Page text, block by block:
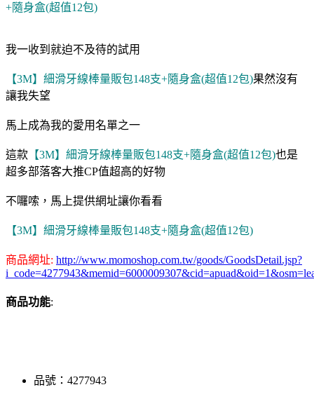
+隨身盒(超值12包)
我一收到就迫不及待的試用
【3M】細滑牙線棒量販包148支+隨身盒(超值12包)果然沒有
讓我失望
馬上成為我的愛用名單之一
這款 【3M】細滑牙線棒量販包148支+隨身盒(超值12包)也是
超多部落客大推CP值超高的好物
不囉嗦，馬上提供網址讓你看看
【3M】細滑牙線棒量販包148支+隨身盒(超值12包)
商品網址: http://www.momoshop.com.tw/goods/GoodsDetail.jsp?
商品功能:
品號：4277943